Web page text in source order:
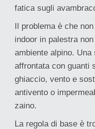
fatica sugli
Il problema è che
indoor in palestra
ambiente alpino.
affrontata con guanti
ghiaccio, vento e
antivento o
zaino.
La regola di base è